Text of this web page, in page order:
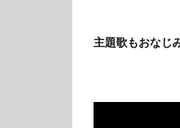
主題歌もおなじ